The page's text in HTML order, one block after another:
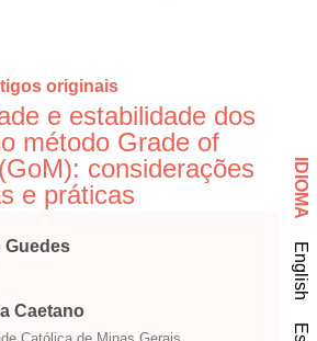
originais
e estabilidade dos
método Grade of
considerações
e práticas
Guedes
Caetano
IDIOMA
English